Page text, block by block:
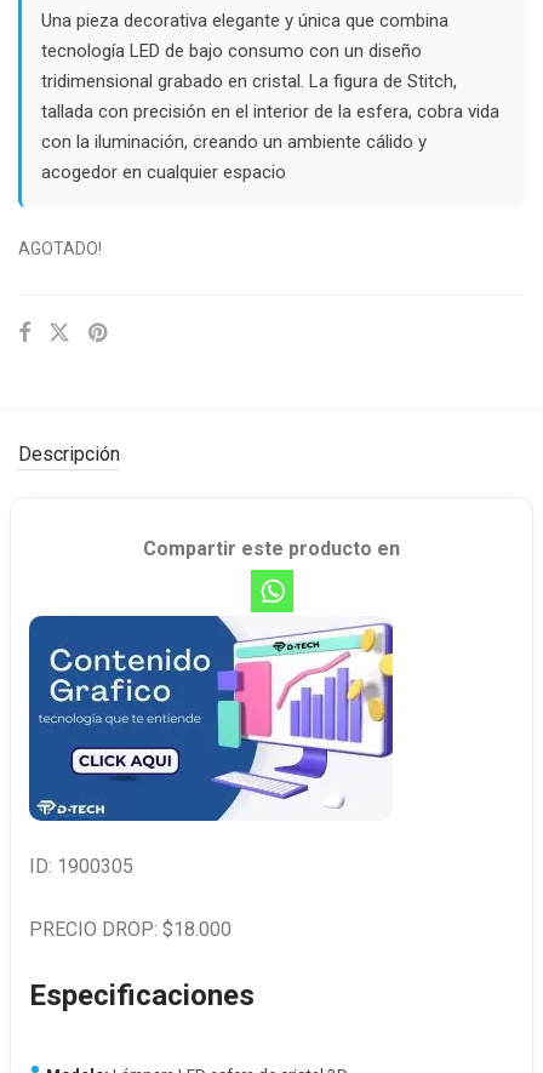
$16.000.$13.000.
Una pieza decorativa elegante y única que combina
tecnología LED de bajo consumo con un diseño
tridimensional grabado en cristal. La figura de Stitch,
tallada con precisión en el interior de la esfera, cobra vida
con la iluminación, creando un ambiente cálido y
acogedor en cualquier espacio
AGOTADO!
Descripción
Compartir este producto en
ID: 1900305
PRECIO DROP: $18.000
Especificaciones